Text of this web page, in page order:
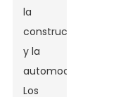
la
construcción
y la
automoción.
Los